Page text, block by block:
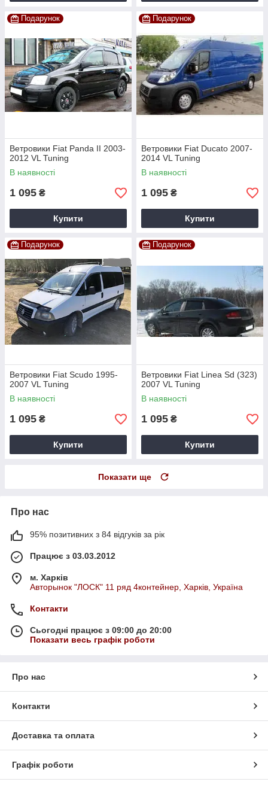
Подарунок
Ветровики Fiat Panda II 2003-
2012 VL Tuning
В наявності
1 095 ₴
Купити
Подарунок
Ветровики Fiat Ducato 2007-
2014 VL Tuning
В наявності
1 095 ₴
Купити
Подарунок
Ветровики Fiat Scudo 1995-
2007 VL Tuning
В наявності
1 095 ₴
Купити
Подарунок
Ветровики Fiat Linea Sd (323)
2007 VL Tuning
В наявності
1 095 ₴
Купити
Показати ще
Про нас
95% позитивних з 84 відгуків за рік
Працює з 03.03.2012
м. Харків
Авторынок "ЛОСК" 11 ряд 4контейнер, Харків, Україна
Контакти
Сьогодні працює з 09:00 до 20:00
Показати весь графік роботи
Про нас
Контакти
Доставка та оплата
Графік роботи